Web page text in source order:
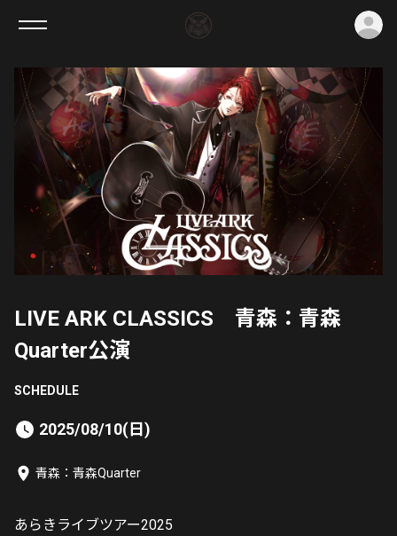
LIVE ARK CLASSICS 青森：青森
Quarter公演
SCHEDULE
2025/08/10(日)
青森：青森Quarter
あらきライブツアー2025